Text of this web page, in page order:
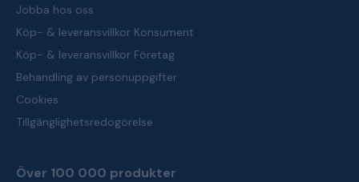
Jobba hos oss
Köp- & leveransvillkor Konsument
Köp- & leveransvillkor Företag
Behandling av personuppgifter
Cookies
Tillgänglighetsredogörelse
Över 100 000 produkter